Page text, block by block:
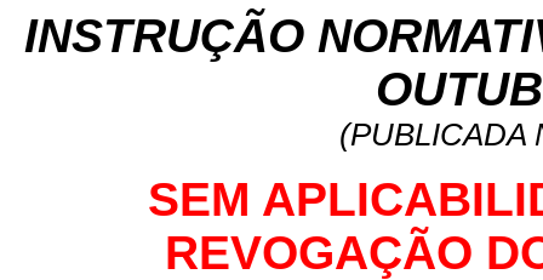
INSTRUÇÃO
(PUBLICADA
SEM
REVOGAÇÃO